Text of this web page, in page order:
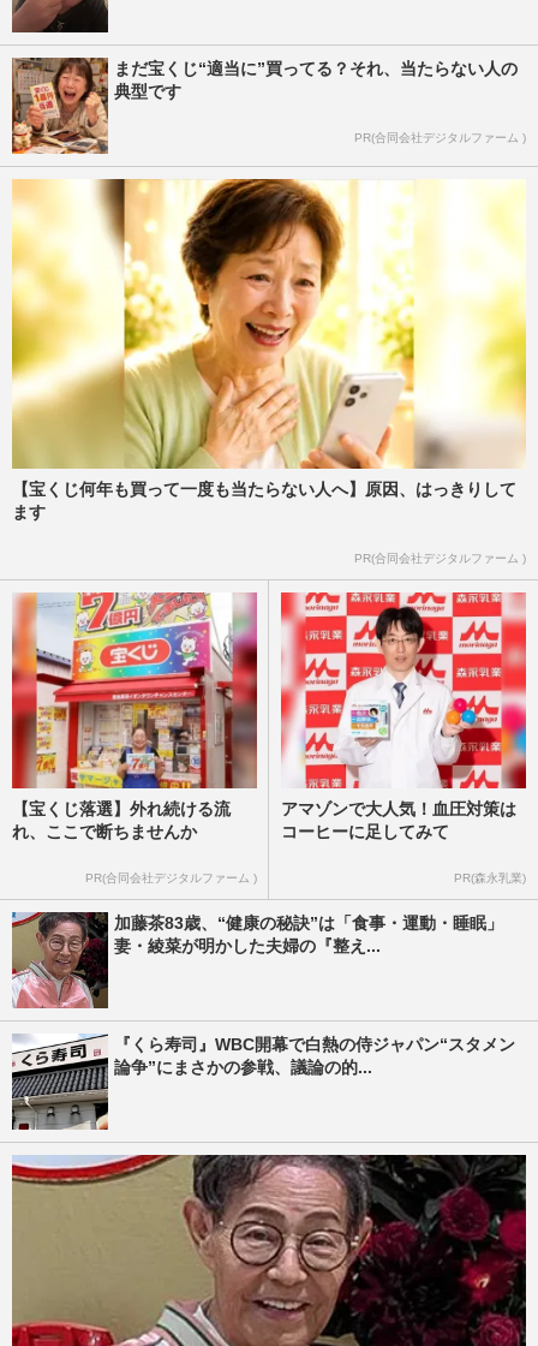
まだ宝くじ“適当に”買ってる？それ、当たらない人の
典型です
PR(合同会社デジタルファーム )
【宝くじ何年も買って一度も当たらない人へ】原因、はっきりして
ます
PR(合同会社デジタルファーム )
【宝くじ落選】外れ続ける流
れ、ここで断ちませんか
PR(合同会社デジタルファーム )
アマゾンで大人気！血圧対策は
コーヒーに足してみて
PR(森永乳業)
加藤茶83歳、“健康の秘訣”は「食事・運動・睡眠」
妻・綾菜が明かした夫婦の『整え...
『くら寿司』WBC開幕で白熱の侍ジャパン“スタメン
論争”にまさかの参戦、議論の的...